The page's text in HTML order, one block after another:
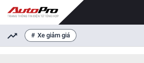
Xe giảm giá